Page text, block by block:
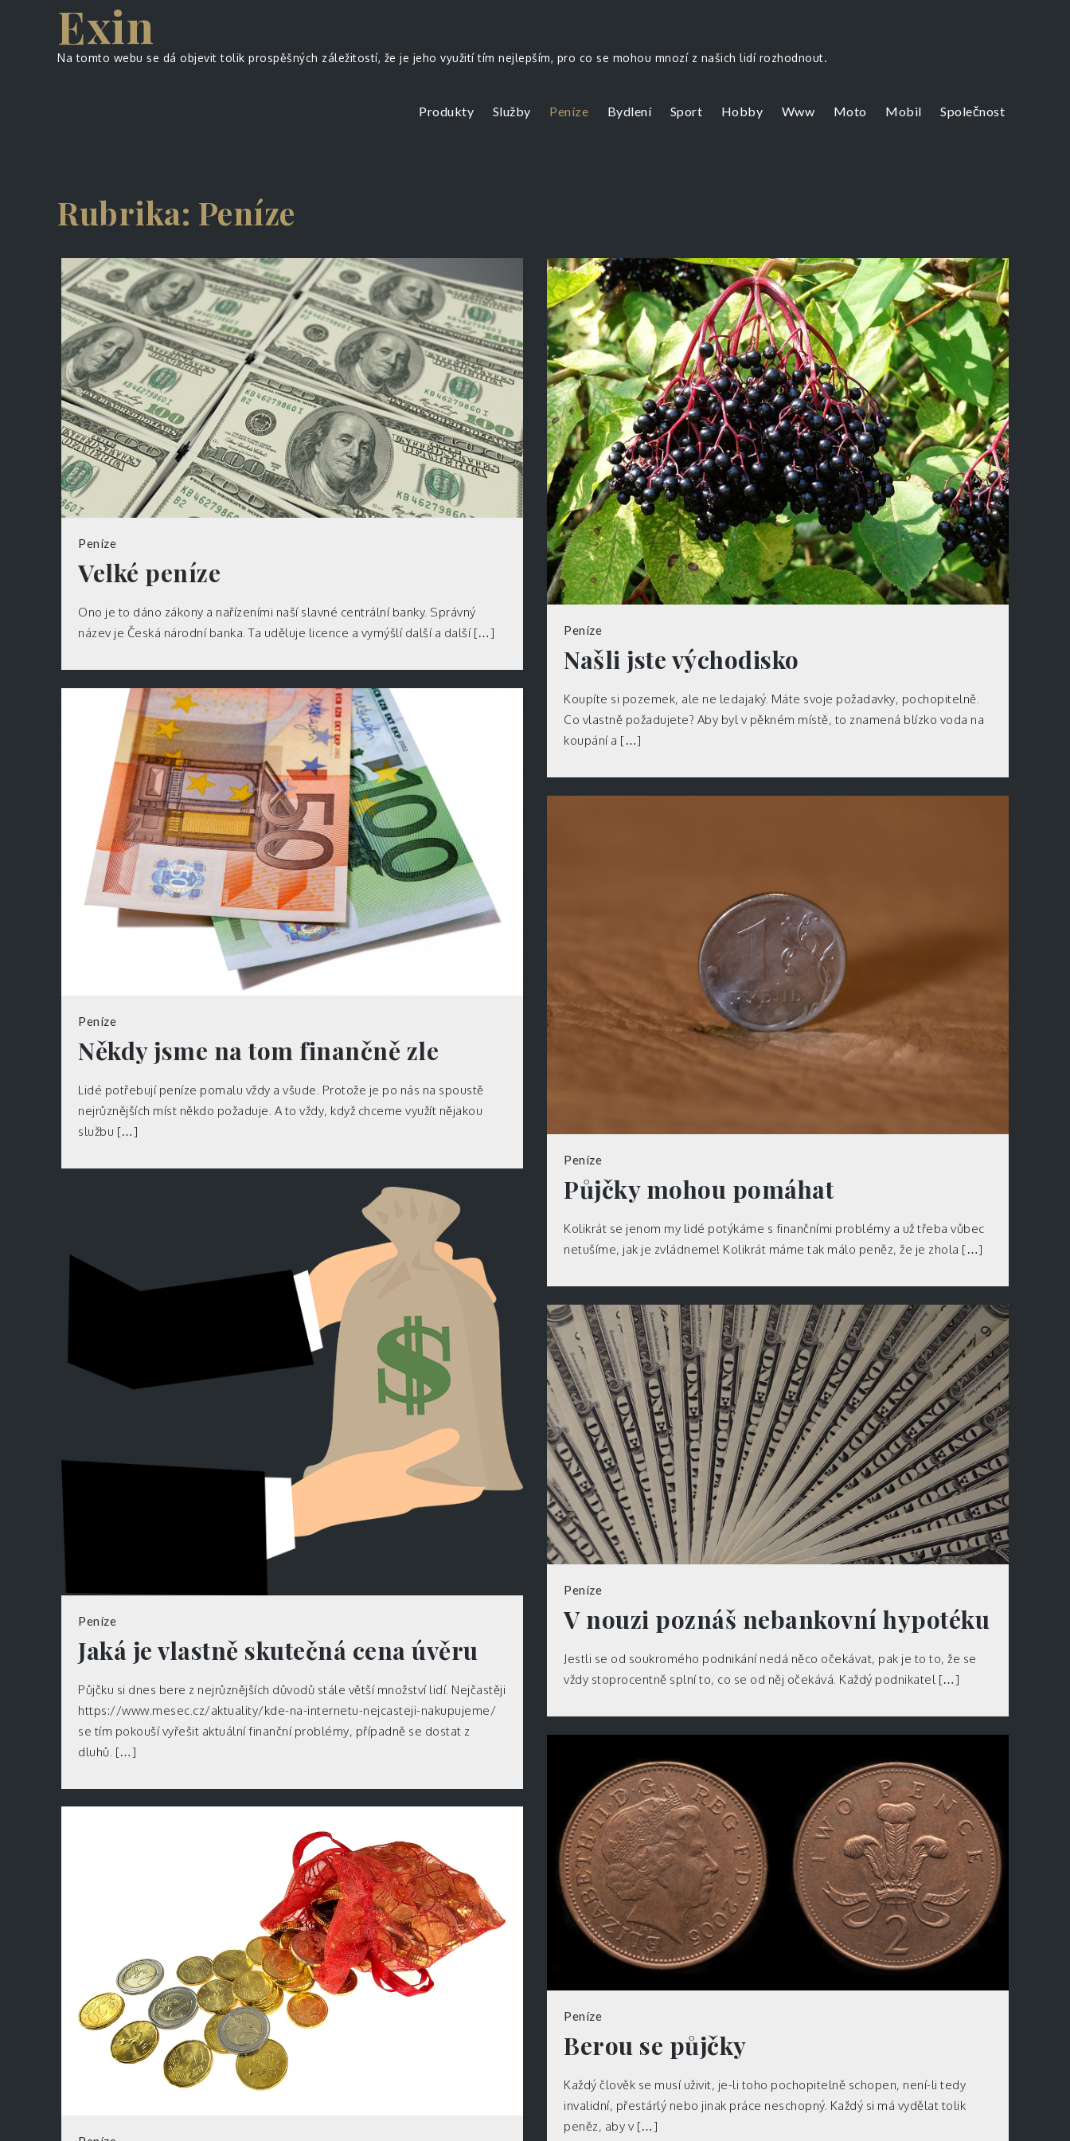
Exin
Na tomto webu se dá objevit tolik prospěšných záležitostí, že je jeho využití tím nejlepším, pro co se mohou mnozí z našich lidí rozhodnout.
Produkty Služby Peníze Bydlení Sport Hobby Www Moto Mobil Společnost
Rubrika: Peníze
Peníze
Velké peníze
Ono je to dáno zákony a nařízeními naší slavné centrální banky. Správný
název je Česká národní banka. Ta uděluje licence a vymýšlí další a další […]
Peníze
Našli jste východisko
Koupíte si pozemek, ale ne ledajaký. Máte svoje požadavky, pochopitelně.
Co vlastně požadujete? Aby byl v pěkném místě, to znamená blízko voda na
koupání a […]
Peníze
Někdy jsme na tom finančně zle
Lidé potřebují peníze pomalu vždy a všude. Protože je po nás na spoustě
nejrůznějších míst někdo požaduje. A to vždy, když chceme využít nějakou
službu […]
Peníze
Půjčky mohou pomáhat
Kolikrát se jenom my lidé potýkáme s finančními problémy a už třeba vůbec
netušíme, jak je zvládneme! Kolikrát máme tak málo peněz, že je zhola […]
Peníze
Jaká je vlastně skutečná cena úvěru
Půjčku si dnes bere z nejrůznějších důvodů stále větší množství lidí. Nejčastěji
https://www.mesec.cz/aktuality/kde-na-internetu-nejcasteji-nakupujeme/
se tím pokouší vyřešit aktuální finanční problémy, případně se dostat z
dluhů. […]
Peníze
V nouzi poznáš nebankovní hypotéku
Jestli se od soukromého podnikání nedá něco očekávat, pak je to to, že se
vždy stoprocentně splní to, co se od něj očekává. Každý podnikatel […]
Peníze
Berou se půjčky
Každý člověk se musí uživit, je-li toho pochopitelně schopen, není-li tedy
invalidní, přestárlý nebo jinak práce neschopný. Každý si má vydělat tolik
peněz, aby v […]